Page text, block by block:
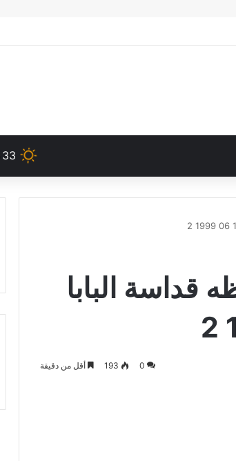
33
قداسة البابا
0
193 أقل من دقيقة